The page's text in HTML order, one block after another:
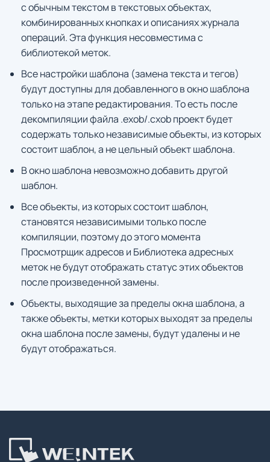
с обычным текстом в текстовых объектах,
комбинированных кнопках и описаниях журнала
операций. Эта функция несовместима с
библиотекой меток.
Все настройки шаблона (замена текста и тегов)
будут доступны для добавленного в окно шаблона
только на этапе редактирования. То есть после
декомпиляции файла .exob/.cxob проект будет
содержать только независимые объекты, из которых
состоит шаблон, а не цельный объект шаблона.
В окно шаблона невозможно добавить другой
шаблон.
Все объекты, из которых состоит шаблон,
становятся независимыми только после
компиляции, поэтому до этого момента
Просмотрщик адресов и Библиотека адресных
меток не будут отображать статус этих объектов
после произведенной замены.
Объекты, выходящие за пределы окна шаблона, а
также объекты, метки которых выходят за пределы
окна шаблона после замены, будут удалены и не
будут отображаться.